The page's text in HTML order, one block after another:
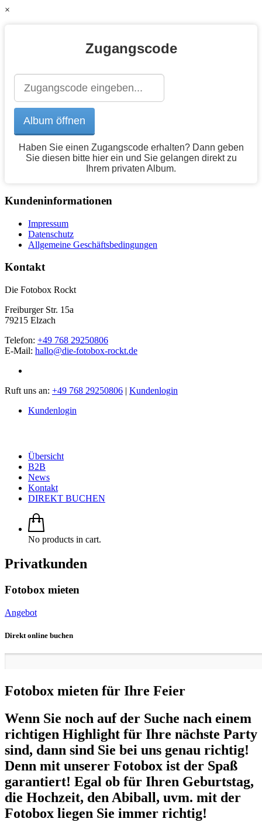
×
Zugangscode
Haben Sie einen Zugangscode erhalten? Dann geben
Sie diesen bitte hier ein und Sie gelangen direkt zu
Ihrem privaten Album.
Kundeninformationen
Impressum
Datenschutz
Allgemeine Geschäftsbedingungen
Kontakt
Die Fotobox Rockt
Freiburger Str. 15a
79215 Elzach
Telefon: +49 768 29250806
E-Mail: hallo@die-fotobox-rockt.de
Ruft uns an: +49 768 29250806 | Kundenlogin
Kundenlogin
Übersicht
B2B
News
Kontakt
DIREKT BUCHEN
No products in cart.
Privatkunden
Fotobox mieten
Angebot
Direkt online buchen
Fotobox mieten für Ihre Feier
Wenn Sie noch auf der Suche nach einem
richtigen Highlight für Ihre nächste Party
sind, dann sind Sie bei uns genau richtig!
Denn mit unserer Fotobox ist der Spaß
garantiert! Egal ob für Ihren Geburtstag,
die Hochzeit, den Abiball, uvm. mit der
Fotobox liegen Sie immer richtig!